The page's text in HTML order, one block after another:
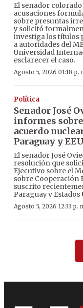
El senador
acusaciones
sobre presuntas
y solicitó
investiga los títulos
a autoridades del
Universidad
esclarecer el caso.
Agosto 5, 2026 01:18 p.
Política
Senador José
informes
acuerdo
Paraguay y
El senador José
resolución que
Ejecutivo sobre el
sobre Cooperación
suscrito
Paraguay y Estados
Agosto 5, 2026 12:33 p.